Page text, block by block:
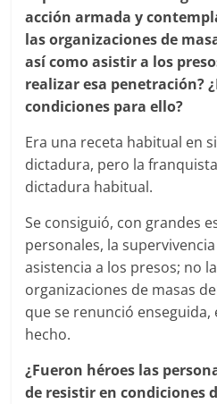
acción armada y
las organizaciones de
así como asistir a los
realizar esa penetración?
condiciones para ello?
Era una receta habitual en
dictadura, pero la
dictadura habitual.
Se consiguió, con grandes
personales, la
asistencia a los presos; no
organizaciones de masas
que se renunció enseguida,
hecho.
¿Fueron héroes las
de resistir en condiciones